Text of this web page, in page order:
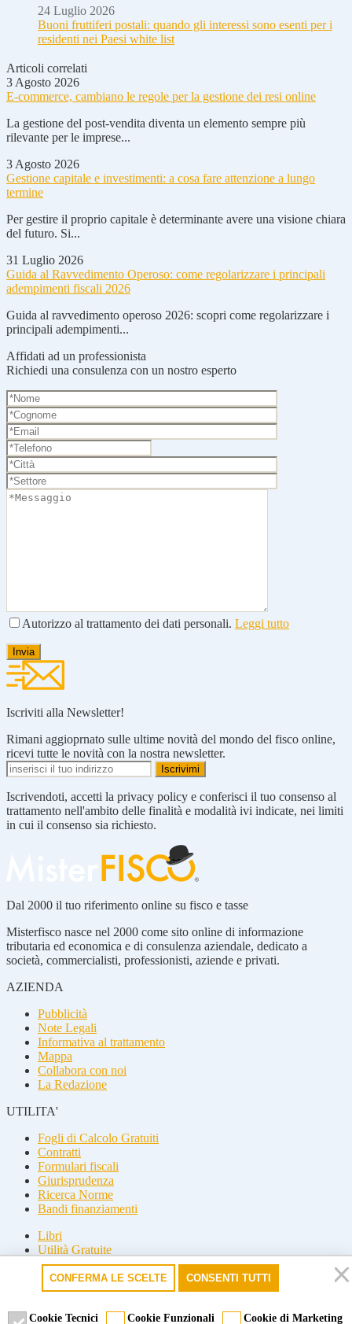
24 Luglio 2026
Buoni fruttiferi postali: quando gli interessi sono esenti per i
residenti nei Paesi white list
Articoli correlati
3 Agosto 2026
E-commerce, cambiano le regole per la gestione dei resi online
La gestione del post-vendita diventa un elemento sempre più
rilevante per le imprese...
3 Agosto 2026
Gestione capitale e investimenti: a cosa fare attenzione a lungo
termine
Per gestire il proprio capitale è determinante avere una visione chiara
del futuro. Si...
31 Luglio 2026
Guida al Ravvedimento Operoso: come regolarizzare i principali
adempimenti fiscali 2026
Guida al ravvedimento operoso 2026: scopri come regolarizzare i
principali adempimenti...
Affidati ad un professionista
Richiedi una consulenza con un nostro esperto
Autorizzo al trattamento dei dati personali. Leggi tutto
Iscriviti alla Newsletter!
Rimani aggioprnato sulle ultime novità del mondo del fisco online,
ricevi tutte le novità con la nostra newsletter.
Iscrivendoti, accetti la privacy policy e conferisci il tuo consenso al
trattamento nell'ambito delle finalità e modalità ivi indicate, nei limiti
in cui il consenso sia richiesto.
Dal 2000 il tuo riferimento online su fisco e tasse
Misterfisco nasce nel 2000 come sito online di informazione
tributaria ed economica e di consulenza aziendale, dedicato a
società, commercialisti, professionisti, aziende e privati.
AZIENDA
Pubblicità
Note Legali
Informativa al trattamento
Mappa
Collabora con noi
La Redazione
UTILITA'
Fogli di Calcolo Gratuiti
Contratti
Formulari fiscali
Giurisprudenza
Ricerca Norme
Bandi finanziamenti
Libri
Utilità Gratuite
Guide fiscali
Seguici
Seguici
CONFERMA LE SCELTE CONSENTI TUTTI
Cookie Tecnici Cookie Funzionali Cookie di Marketing